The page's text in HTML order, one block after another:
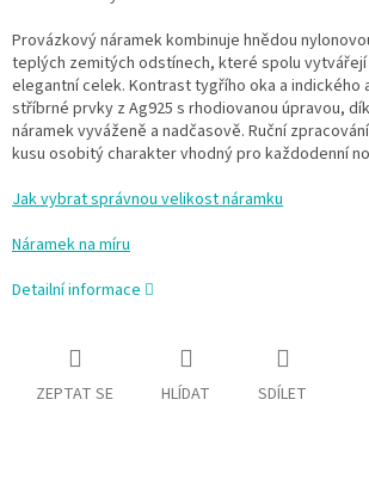
Provázkový náramek kombinuje hnědou
teplých zemitých odstínech, které spolu vytvářejí
elegantní celek. Kontrast tygřího oka a indického
stříbrné prvky z Ag925 s rhodiovanou úpravou,
náramek vyváženě a nadčasově. Ruční
kusu osobitý charakter vhodný pro každodenní
Jak vybrat správnou velikost náramku
Náramek na míru
Detailní informace
ZEPTAT SE HLÍDAT SDÍLET